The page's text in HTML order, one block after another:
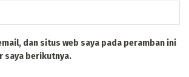
dan situs web saya pada peramban ini
saya berikutnya.